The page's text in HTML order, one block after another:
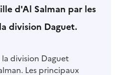
d'Al Salman par les
division Daguet.
la division Daguet
Les principaux